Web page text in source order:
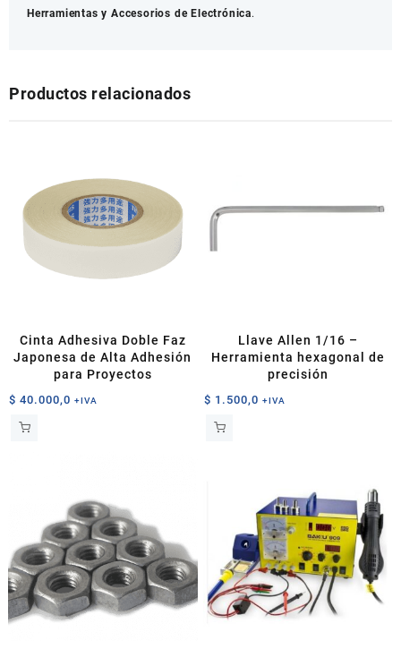
Herramientas y Accesorios de Electrónica.
Productos relacionados
Cinta Adhesiva Doble Faz
Japonesa de Alta Adhesión
para Proyectos
$ 40.000,0 +IVA
Llave Allen 1/16 –
Herramienta hexagonal de
precisión
$ 1.500,0 +IVA